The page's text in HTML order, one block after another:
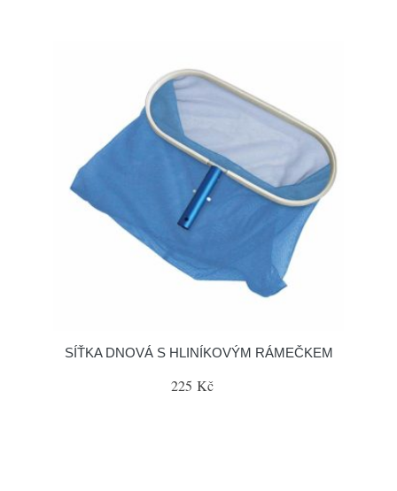
SÍŤKA DNOVÁ S HLINÍKOVÝM RÁMEČKEM
225 Kč